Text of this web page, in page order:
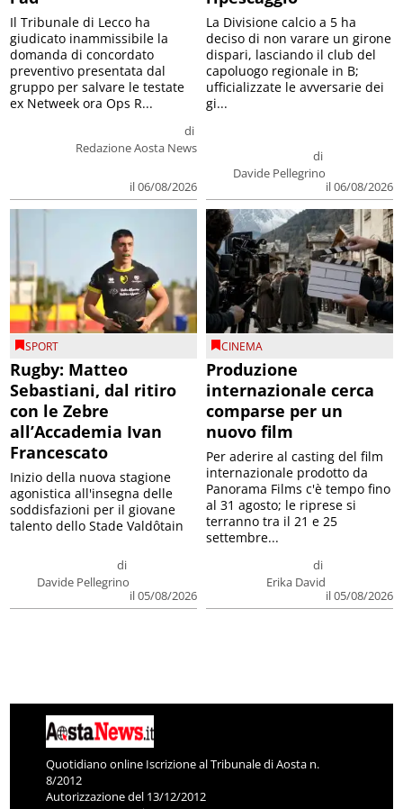
di
Redazione Aosta News
il 06/08/2026
Il Tribunale di Lecco ha
giudicato inammissibile la
domanda di concordato
preventivo presentata dal
gruppo per salvare le testate
ex Netweek ora Ops R...
di
Davide Pellegrino
il 06/08/2026
La Divisione calcio a 5 ha
deciso di non varare un girone
dispari, lasciando il club del
capoluogo regionale in B;
ufficializzate le avversarie dei
gi...
SPORT
Rugby: Matteo
Sebastiani, dal ritiro
con le Zebre
all’Accademia Ivan
Francescato
di
Davide Pellegrino
il 05/08/2026
Inizio della nuova stagione
agonistica all'insegna delle
soddisfazioni per il giovane
talento dello Stade Valdôtain
CINEMA
Produzione
internazionale cerca
comparse per un
nuovo film
di
Erika David
il 05/08/2026
Per aderire al casting del film
internazionale prodotto da
Panorama Films c'è tempo fino
al 31 agosto; le riprese si
terranno tra il 21 e 25
settembre...
Quotidiano online Iscrizione al Tribunale di Aosta n.
8/2012
Autorizzazione del 13/12/2012